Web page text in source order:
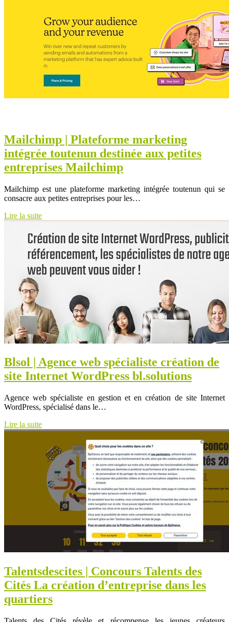
Mailchimp | Plateforme marketing
intégrée toutenun destinée aux petites
entreprises Mailchimp
Mailchimp est une plateforme marketing intégrée toutenun qui se
consacre aux petites entreprises pour les…
Lire la suite
Blsol | Agence web spécialiste création de
site Internet WordPress bl.solutions
Agence web spécialiste en gestion et en création de site Internet
WordPress, spécialisé dans le…
Lire la suite
Talents­des­cites | Concours Talents des
Cités La création d’entreprise dans les
quartiers